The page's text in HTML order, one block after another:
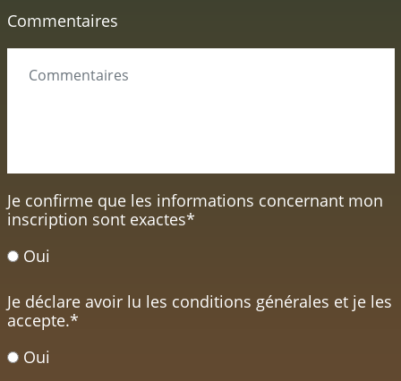
Commentaires
Je confirme que les informations concernant mon
inscription sont exactes*
Oui
Je déclare avoir lu les conditions générales et je les
accepte.*
Oui